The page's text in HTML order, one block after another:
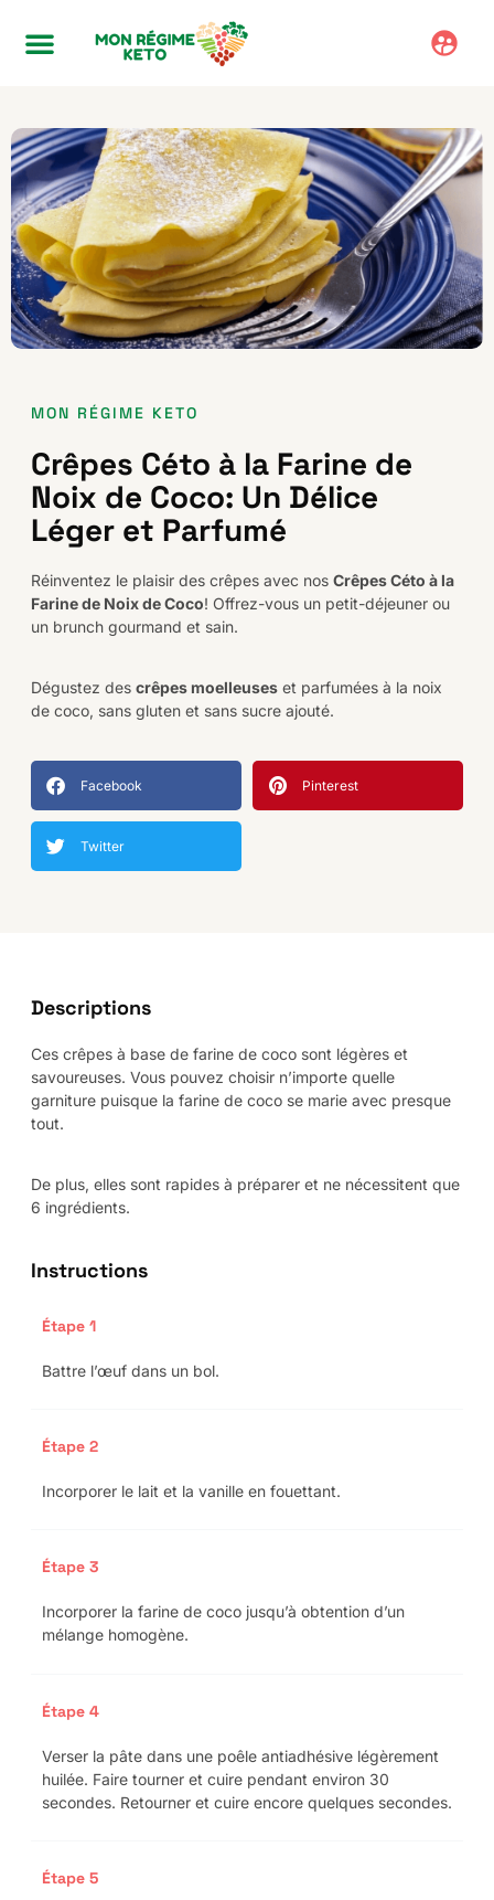
MON RÉGIME KETO
Crêpes Céto à la Farine de
Noix de Coco: Un Délice
Léger et Parfumé
Réinventez le plaisir des crêpes avec nos Crêpes Céto à la
Farine de Noix de Coco! Offrez-vous un petit-déjeuner ou
un brunch gourmand et sain.
Dégustez des crêpes moelleuses et parfumées à la noix
de coco, sans gluten et sans sucre ajouté.
Facebook Pinterest
Twitter
Descriptions
Ces crêpes à base de farine de coco sont légères et
savoureuses. Vous pouvez choisir n’importe quelle
garniture puisque la farine de coco se marie avec presque
tout.
De plus, elles sont rapides à préparer et ne nécessitent que
6 ingrédients.
Instructions
Étape 1
Battre l’œuf dans un bol.
Étape 2
Incorporer le lait et la vanille en fouettant.
Étape 3
Incorporer la farine de coco jusqu’à obtention d’un
mélange homogène.
Étape 4
Verser la pâte dans une poêle antiadhésive légèrement
huilée. Faire tourner et cuire pendant environ 30
secondes. Retourner et cuire encore quelques secondes.
Étape 5